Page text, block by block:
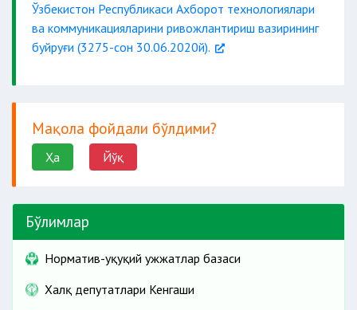
Ўзбекистон Республикаси Ахборот технологиялари
ва коммуникацияларини ривожлантириш вазирининг
буйруғи (3275-сон 30.06.2020й).
Мақола фойдали бўлдими?
Ҳа Йўқ
Бўлимлар
Норматив-ҳуқуқий ҳужжатлар базаси
Халқ депутатлари Кенгаши